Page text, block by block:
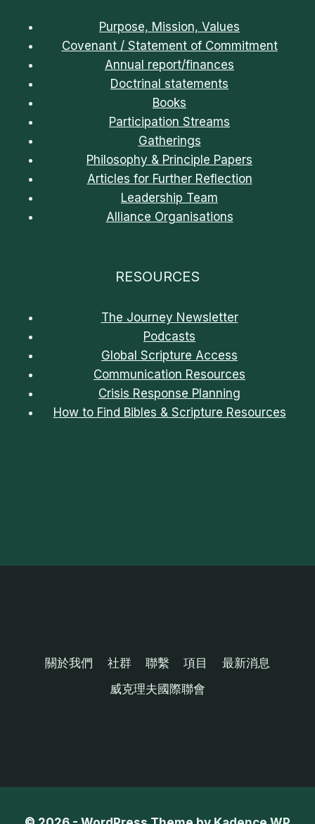
Purpose, Mission, Values
Covenant / Statement of Commitment
Annual report/finances
Doctrinal statements
Books
Participation Streams
Gatherings
Philosophy & Principle Papers
Articles for Further Reflection
Leadership Team
Alliance Organisations
RESOURCES
The Journey Newsletter
Podcasts
Global Scripture Access
Communication Resources
Crisis Response Planning
How to Find Bibles & Scripture Resources
關於我們 社群 聯繫 項目
最新消息
威克理夫國際聯會